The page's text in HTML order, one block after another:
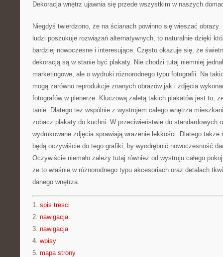
Dekoracja wnętrz ujawnia się przede wszystkim w naszych
Niegdyś twierdzono, że na ścianach powinno się wieszać
ludzi poszukuje rozwiązań alternatywnych, to naturalnie dzięki
bardziej nowoczesne i interesujące. Często okazuje się, że
dekoracją są w stanie być plakaty. Nie chodzi tutaj niemniej
marketingowe, ale o wydruki różnorodnego typu fotografii. Na
mogą zarówno reprodukcje znanych obrazów jak i zdjęcia
fotografów w plenerze. Kluczową zaletą takich plakatów jest to,
tanie. Dlatego też wspólnie z wystrojem całego wnętrza
zobacz plakaty do kuchni. W przeciwieństwie do standardowych
wydrukowane zdjęcia sprawiają wrażenie lekkości. Dlatego także
będą oczywiście do tego grafiki, by wyodrębnić nowoczesność
Oczywiście niemało zależy tutaj również od wystroju całego
że to właśnie w różnorodnego typu akcesoriach oraz detalach
danego wnętrza.
1. spis tresci
2. nawigacja
3. nawigacja
4. wpisy
5. mapa strony